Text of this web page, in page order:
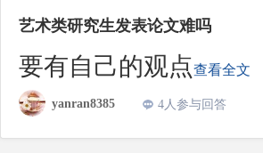
艺术类研究生发表论文难吗
要有自己的观点查看全文
yanran8385 4人参与回答